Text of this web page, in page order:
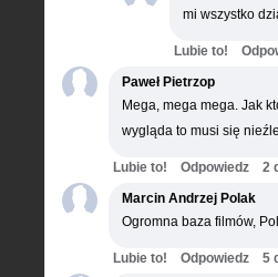
mi wszystko
Lubie to!
Paweł Pietrzop
Mega, mega mega. Jak
wygląda to musi się
Lubie to! Odpowiedz
2
Marcin Andrzej Polak
Ogromna baza filmów,
Lubie to! Odpowiedz
5